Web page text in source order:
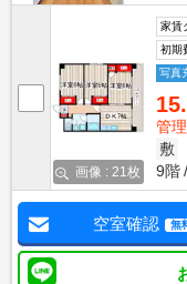
画像 : 21枚
家賃
初期
写真
管
敷
9階
空室確認 無